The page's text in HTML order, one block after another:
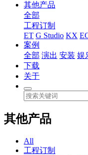
其他产品
全部
工程订制
ET G Studio KX
案例
全部 演出 安装 娱
下载
关于
其他产品
All
工程订制